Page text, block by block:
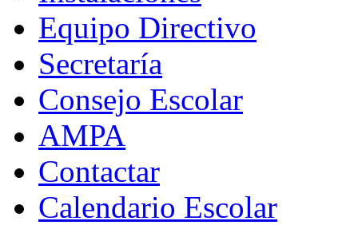
Equipo Directivo
Secretaría
Consejo Escolar
AMPA
Contactar
Calendario Escolar